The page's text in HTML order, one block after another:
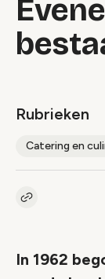
Rubrieken
Catering en
Kopieer link
In 1962